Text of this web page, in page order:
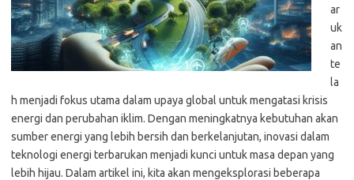
ar
uk
an
te
la
h menjadi fokus utama dalam upaya global untuk mengatasi krisis
energi dan perubahan iklim. Dengan meningkatnya kebutuhan akan
sumber energi yang lebih bersih dan berkelanjutan, inovasi dalam
teknologi energi terbarukan menjadi kunci untuk masa depan yang
lebih hijau. Dalam artikel ini, kita akan mengeksplorasi beberapa